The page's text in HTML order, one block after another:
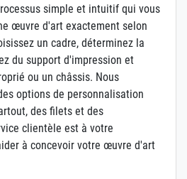
simple et intuitif qui vous
œuvre d'art exactement selon
un cadre, déterminez la
du support d'impression et
ou un châssis. Nous
options de personnalisation
des filets et des
clientèle est à votre
à concevoir votre œuvre d'art